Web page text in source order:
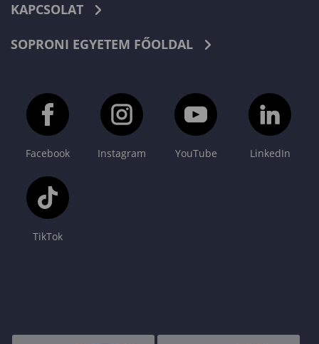
KAPCSOLAT
SOPRONI EGYETEM FŐOLDAL
Facebook Instagram YouTube LinkedIn
TikTok